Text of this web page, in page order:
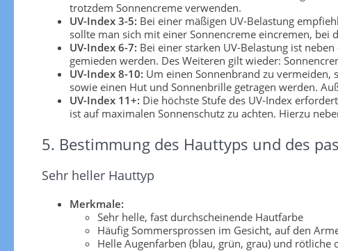
trotzdem Sonnencreme verwenden.
UV-Index 3-5: Bei einer mäßigen UV-Belastung
sollte man sich mit einer Sonnencreme eincremen, bei
UV-Index 6-7: Bei einer starken UV-Belastung ist
gemieden werden. Des Weiteren gilt wieder:
UV-Index 8-10: Um einen Sonnenbrand zu vermeiden,
sowie einen Hut und Sonnenbrille getragen werden.
UV-Index 11+: Die höchste Stufe des UV-Index
ist auf maximalen Sonnenschutz zu achten. Hierzu
5. Bestimmung des Hauttyps und des
Sehr heller Hauttyp
Merkmale:
Sehr helle, fast durchscheinende Hautfarbe
Häufig Sommersprossen im Gesicht, auf den
Helle Augenfarben (blau, grün, grau) und rötliche